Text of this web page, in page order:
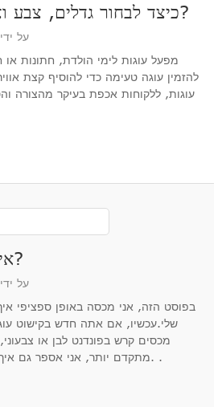
כיצד לבחור גדלים, צבע וצורה של תוף עוגה?
על ידי
מפעל עוגות לימי הולדת, חתונות
להזמין עוגה טעימה כדי להוסיף קצת
עוגות, ללקוחות אכפת בעיקר מהצורה
איך לכסות לוח עוגה?
על ידי
בפוסט הזה, אני מכסה באופן ספציפי
שלי.עכשיו, אם אתה חדש בקישוט
מכסים קרש בפונדנט לבן או
מתקדם יותר, אני אספר גם איך להכין את לוח העוגה שלך. .